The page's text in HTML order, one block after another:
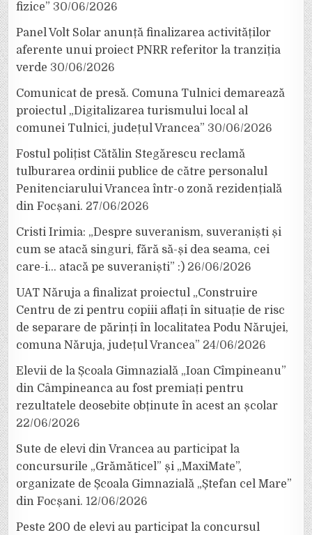
fizice” 30/06/2026
Panel Volt Solar anunță finalizarea activităților
aferente unui proiect PNRR referitor la tranziția
verde 30/06/2026
Comunicat de presă. Comuna Tulnici demarează
proiectul „Digitalizarea turismului local al
comunei Tulnici, județul Vrancea” 30/06/2026
Fostul polițist Cătălin Stegărescu reclamă
tulburarea ordinii publice de către personalul
Penitenciarului Vrancea într-o zonă rezidențială
din Focșani. 27/06/2026
Cristi Irimia: „Despre suveranism, suveraniști și
cum se atacă singuri, fără să-și dea seama, cei
care-i… atacă pe suveraniști” :) 26/06/2026
UAT Năruja a finalizat proiectul „Construire
Centru de zi pentru copiii aflați în situație de risc
de separare de părinți în localitatea Podu Nărujei,
comuna Năruja, județul Vrancea” 24/06/2026
Elevii de la Școala Gimnazială „Ioan Cîmpineanu”
din Câmpineanca au fost premiați pentru
rezultatele deosebite obținute în acest an școlar
22/06/2026
Sute de elevi din Vrancea au participat la
concursurile „Grămăticel” și „MaxiMate”,
organizate de Școala Gimnazială „Ștefan cel Mare”
din Focșani. 12/06/2026
Peste 200 de elevi au participat la concursul